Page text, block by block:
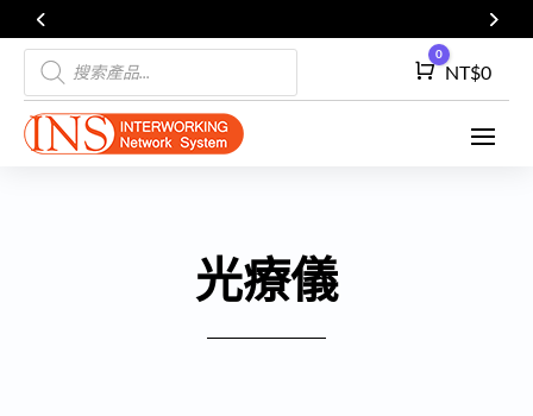
Products
search
Cart
0
NT$0
光療儀